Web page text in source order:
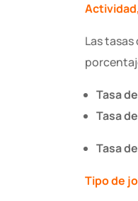
Las
Tasa
Tasa
Tasa
Tipo de